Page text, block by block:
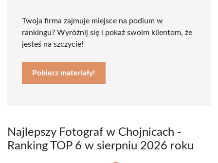
Twoja firma zajmuje miejsce na podium w
rankingu? Wyróżnij się i pokaż swoim klientom, że
jesteś na szczycie!
Pobierz materiały!
Najlepszy Fotograf w Chojnicach -
Ranking TOP 6 w sierpniu 2026 roku